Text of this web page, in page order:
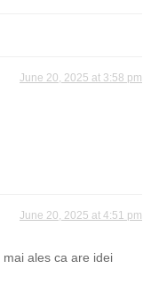
June 20, 2025 at 3:58 pm
June 20, 2025 at 4:51 pm
ales ca are idei